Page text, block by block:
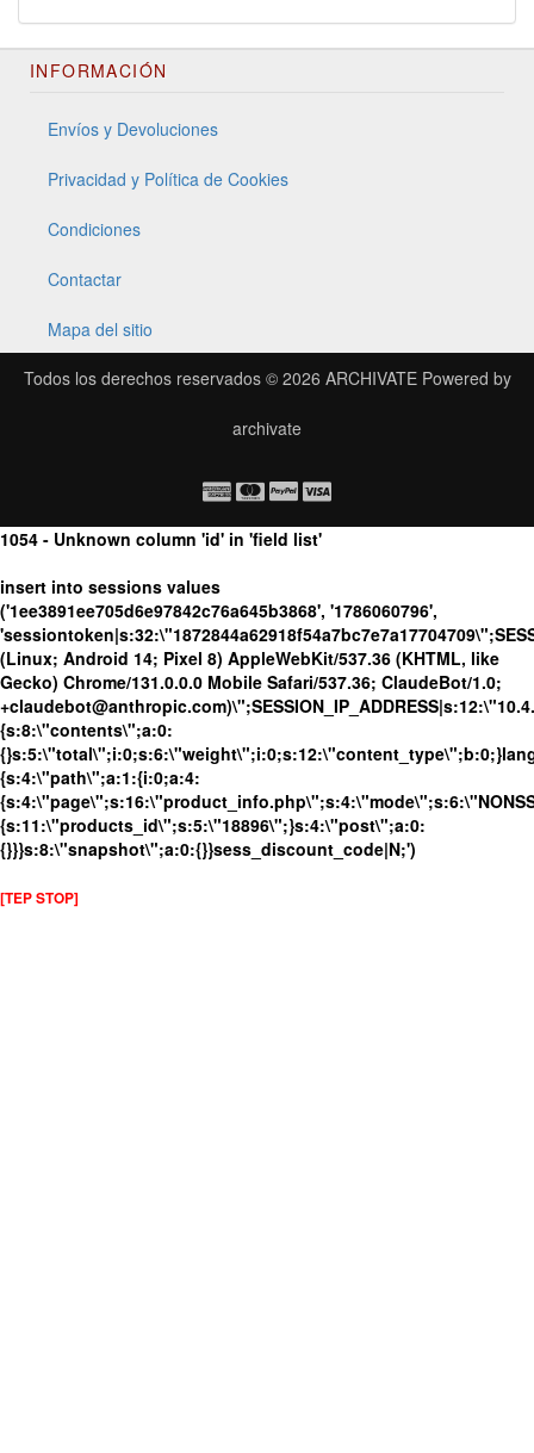
INFORMACIÓN
Envíos y Devoluciones
Privacidad y Política de Cookies
Condiciones
Contactar
Mapa del sitio
Todos los derechos reservados © 2026 ARCHIVATEPowered by
archivate
1054 - Unknown column 'id' in 'field list'
insert into sessions values
('1ee3891ee705d6e97842c76a645b3868', '1786060796',
(Linux; Android 14; Pixel 8) AppleWebKit/537.36 (KHTML, like
Gecko) Chrome/131.0.0.0 Mobile Safari/537.36; ClaudeBot/1.0;
{s:8:\"contents\";a:0:
{s:4:\"path\";a:1:{i:0;a:4:
{s:11:\"products_id\";s:5:\"18896\";}s:4:\"post\";a:0:
{}}}s:8:\"snapshot\";a:0:{}}sess_discount_code|N;')
[TEP STOP]